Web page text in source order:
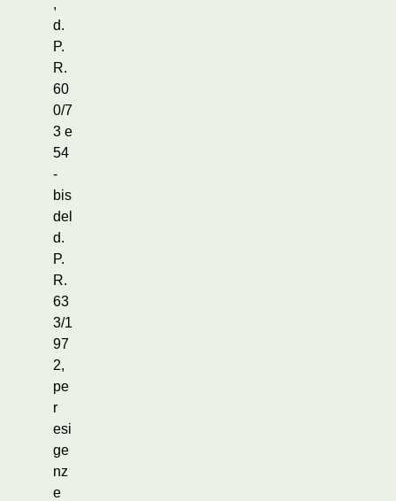
,
d.
P.
R.
60
0/7
3 e
54
-
bis
del
d.
P.
R.
63
3/1
97
2,
pe
r
esi
ge
nz
e